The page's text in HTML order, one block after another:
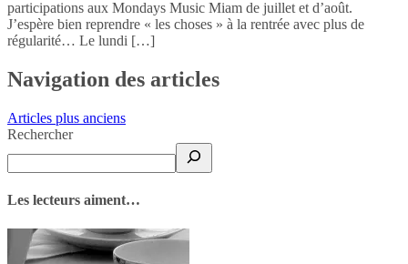
participations aux Mondays Music Miam de juillet et d’août.
J’espère bien reprendre « les choses » à la rentrée avec plus de
régularité… Le lundi […]
Navigation des articles
Articles plus anciens
Rechercher
Les lecteurs aiment…